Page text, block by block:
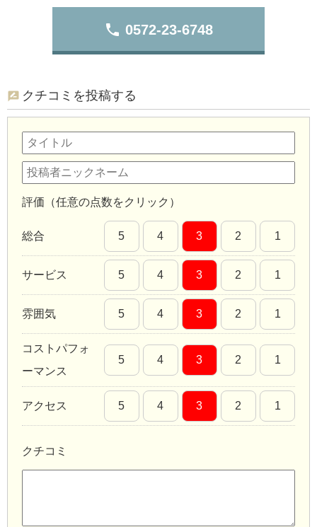
phone 0572-23-6748
クチコミを投稿する
評価（任意の点数をクリック）
総合 5 4 3 2 1
サービス 5 4 3 2 1
雰囲気 5 4 3 2 1
コストパフォ
ーマンス
5 4 3 2 1
アクセス 5 4 3 2 1
クチコミ